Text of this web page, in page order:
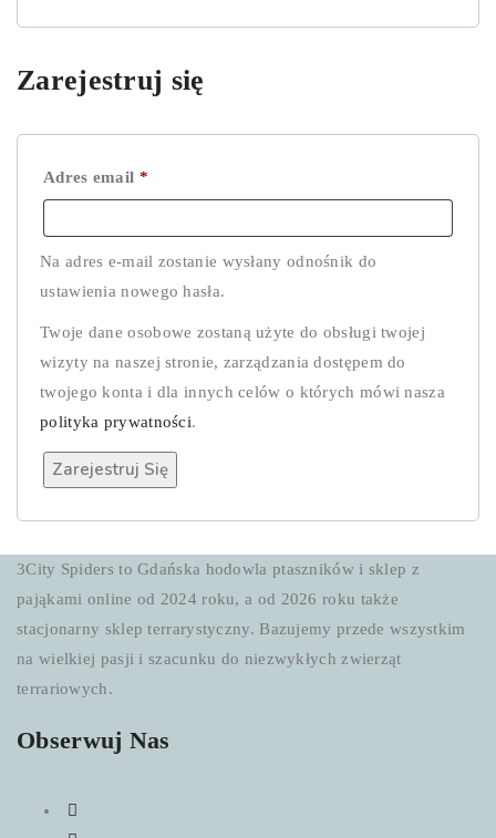
Zarejestruj się
Adres email *Wymagane
Na adres e-mail zostanie wysłany odnośnik do
ustawienia nowego hasła.
Twoje dane osobowe zostaną użyte do obsługi twojej
wizyty na naszej stronie, zarządzania dostępem do
twojego konta i dla innych celów o których mówi nasza
polityka prywatności.
Zarejestruj Się
3City Spiders to Gdańska hodowla ptaszników i sklep z
pająkami online od 2024 roku, a od 2026 roku także
stacjonarny sklep terrarystyczny. Bazujemy przede wszystkim
na wielkiej pasji i szacunku do niezwykłych zwierząt
terrariowych.
Obserwuj Nas